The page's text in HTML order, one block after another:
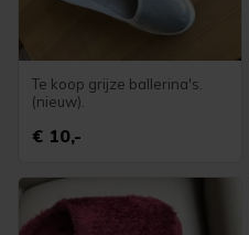
Te koop grijze ballerina's.
(nieuw).
€ 10,-